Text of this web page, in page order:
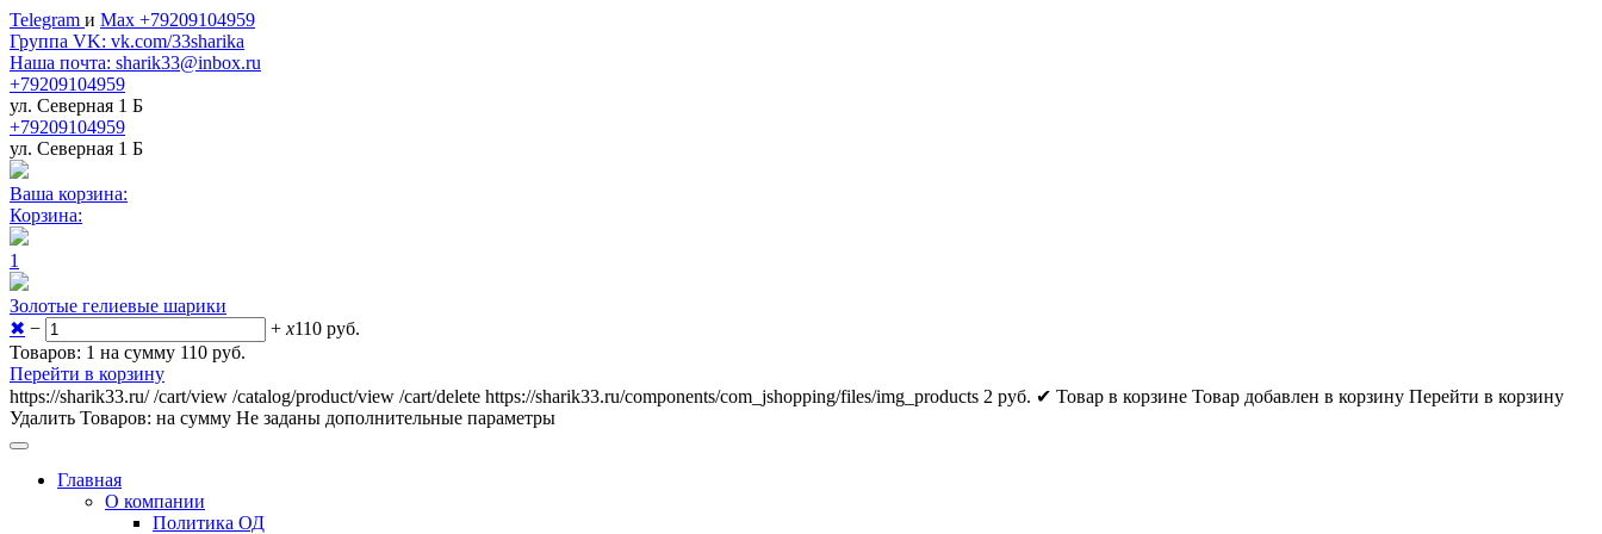
Telegram и Max +79209104959
Группа VK: vk.com/33sharika
Наша почта: sharik33@inbox.ru
+79209104959
ул. Северная 1 Б
+79209104959
ул. Северная 1 Б
Ваша корзина:
Корзина:
1
Золотые гелиевые шарики
✖ − + x110 руб.
Товаров: 1 на сумму 110 руб.
Перейти в корзину
https://sharik33.ru/ /cart/view /catalog/product/view /cart/delete https://sharik33.ru/components/com_jshopping/files/img_products 2 руб. ✔ Товар в корзине Товар добавлен в корзину Перейти в корзину
Удалить Товаров: на сумму Не заданы дополнительные параметры
Главная
О компании
Политика ОД